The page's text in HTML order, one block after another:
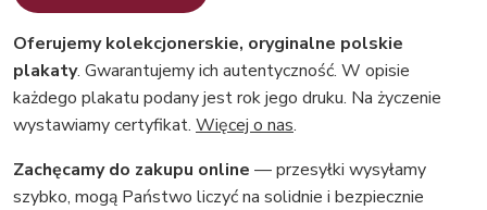
Oferujemy kolekcjonerskie, oryginalne polskie
plakaty. Gwarantujemy ich autentyczność. W opisie
każdego plakatu podany jest rok jego druku. Na życzenie
wystawiamy certyfikat. Więcej o nas.
Zachęcamy do zakupu online — przesyłki wysyłamy
szybko, mogą Państwo liczyć na solidnie i bezpiecznie